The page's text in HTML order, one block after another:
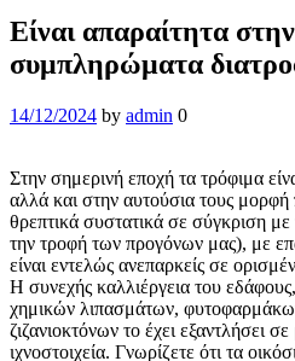
Είναι απαραίτητα
συμπληρώματα
14/12/2024 by admin 0
Στην σημερινή εποχή τα τρόφιμα
αλλά και στην αυτούσια τους μορφή
θρεπτικά συστατικά σε σύγκριση με
την τροφή των προγόνων μας), με
είναι εντελώς ανεπαρκείς σε
Η συνεχής καλλιέργεια του
χημικών λιπασμάτων,
ζιζανιοκτόνων το έχει εξαντλήσει
ιχνοστοιχεία. Γνωρίζετε ότι τα